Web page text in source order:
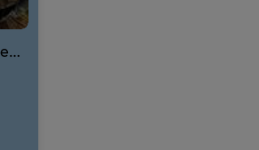
BMW X6 pack M Xdrive 40i Année 2021-2022 prix négociable